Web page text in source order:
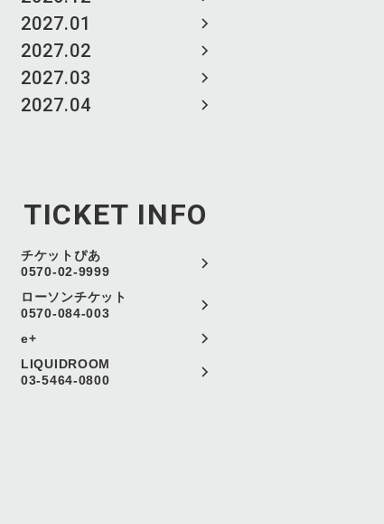
2027.01
2027.02
2027.03
2027.04
TICKET INFO
チケットぴあ
0570-02-9999
ローソンチケット
0570-084-003
e+
LIQUIDROOM
03-5464-0800